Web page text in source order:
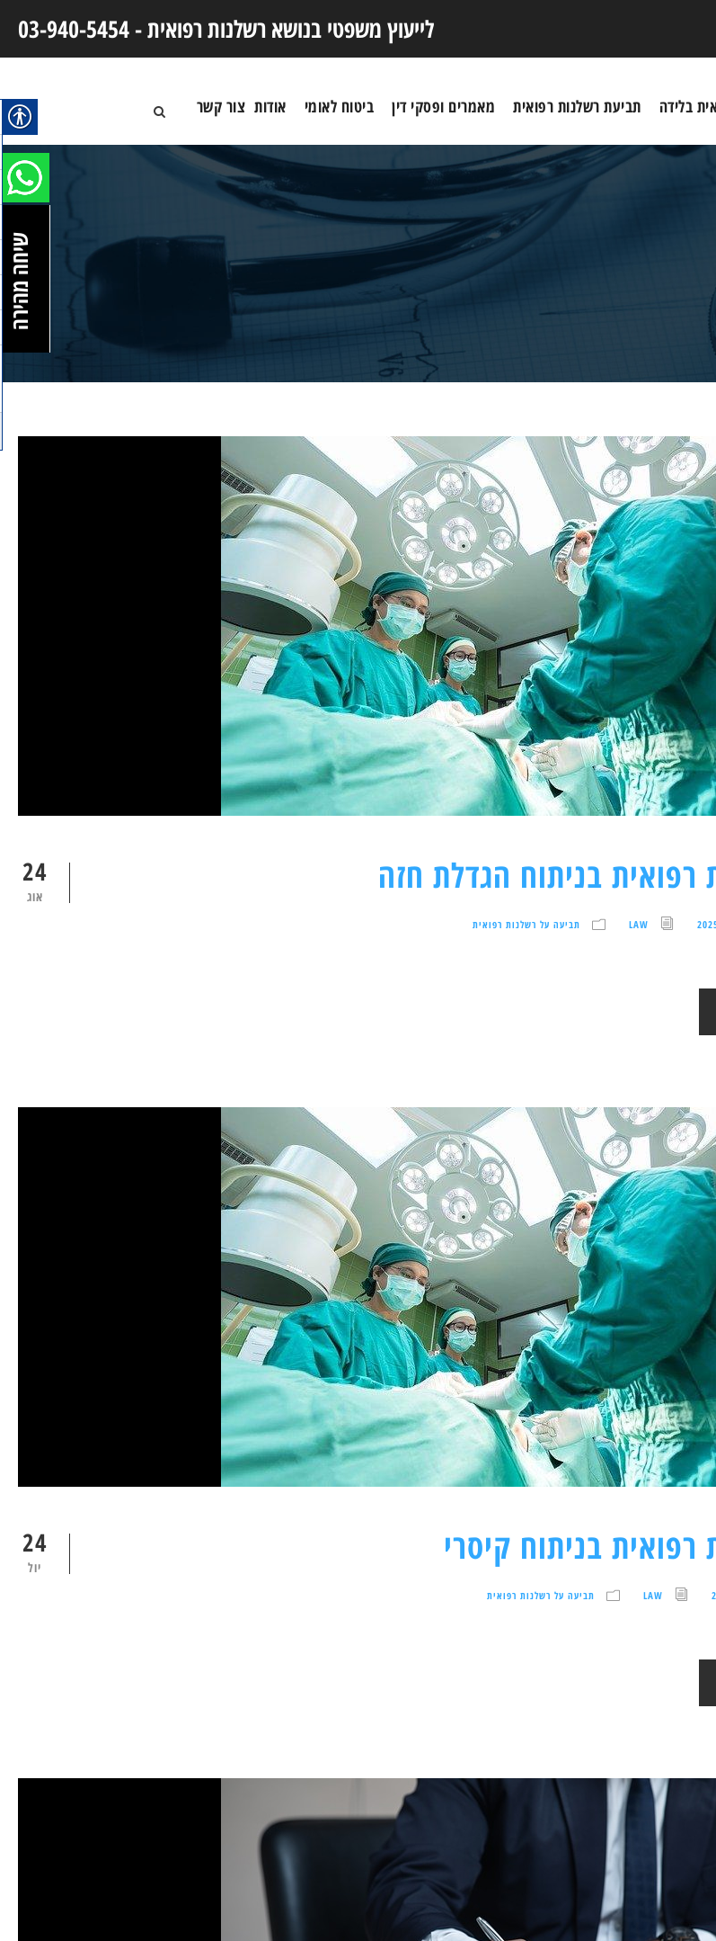
לייעוץ משפטי בנושא רשלנות רפואית -03-940-5454
בלידה תביעת רשלנות רפואית מאמרים ופסקי דין ביטוח לאומי אודות צור קשר
24
אוג רפואית בניתוח הגדלת חזה
LAW תביעה על רשלנות רפואית
24
יול רפואית בניתוח קיסרי
LAW תביעה על רשלנות רפואית
שיחה מהירה